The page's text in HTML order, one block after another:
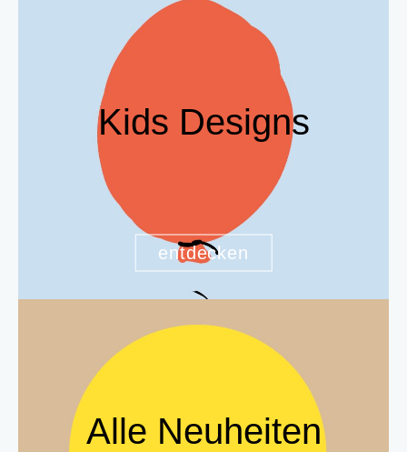
Kids Designs
entdecken
Alle Neuheiten